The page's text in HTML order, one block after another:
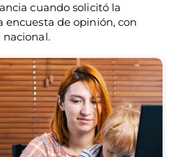
cuando solicitó la
encuesta de opinión, con